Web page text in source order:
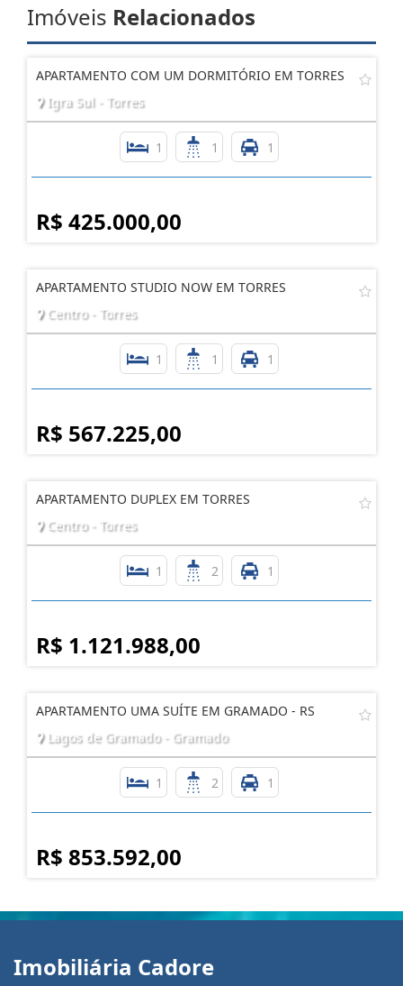
Imóveis Relacionados
APARTAMENTO COM UM DORMITÓRIO EM TORRES
Igra Sul - Torres
1 1 1
R$ 425.000,00
APARTAMENTO STUDIO NOW EM TORRES
Centro - Torres
1 1 1
R$ 567.225,00
APARTAMENTO DUPLEX EM TORRES
Centro - Torres
1 2 1
R$ 1.121.988,00
APARTAMENTO UMA SUÍTE EM GRAMADO - RS
Lagos de Gramado - Gramado
1 2 1
R$ 853.592,00
Imobiliária Cadore